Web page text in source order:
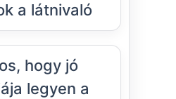
a látnivaló
hogy jó
legyen a